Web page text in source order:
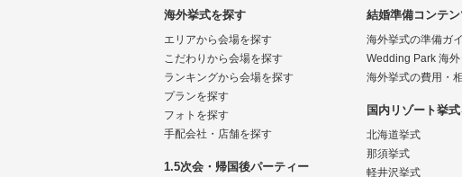
海外挙式を探す
エリアから会場を探す
こだわりから会場を探す
ランキングから会場を探す
プランを探す
フォトを探す
手配会社・店舗を探す
1.5次会・帰国後パーティー
結婚準備コンテン
海外挙式の準備ガ
Wedding Park 海
海外挙式の費用・
国内リゾート挙
北海道挙式
那須挙式
軽井沢挙式